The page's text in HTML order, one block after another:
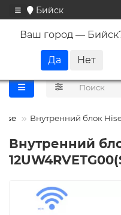
Бийск
Ваш город — Бийск
Внутренний блок
Внутренний